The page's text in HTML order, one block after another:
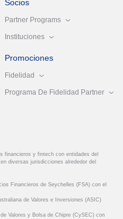
Socios
Partner Programs
Instituciones
Promociones
Fidelidad
Programa De Fidelidad Partner
financieros y fintech con entidades del
diversas jurisdicciones alrededor del
Financieros de Seychelles (FSA) con el
de Valores e Inversiones (ASIC)
Valores y Bolsa de Chipre (CySEC) con